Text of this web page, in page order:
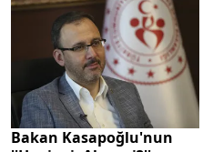
Bakan Kasapoğlu'nun